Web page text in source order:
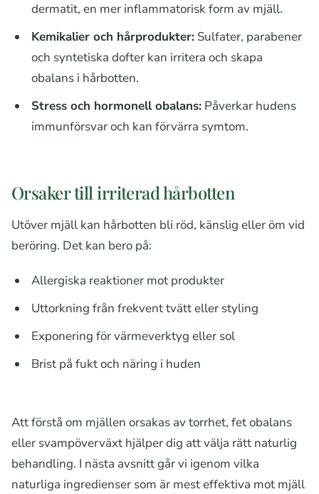
dermatit, en mer inflammatorisk form av mjäll.
Kemikalier och hårprodukter:Sulfater, parabener
och syntetiska dofter kan irritera och skapa
obalans i hårbotten.
Stress och hormonell obalans:Påverkar hudens
immunförsvar och kan förvärra symtom.
Orsaker till irriterad hårbotten
Utöver mjäll kan hårbotten bli röd, känslig eller öm vid
beröring. Det kan bero på:
Allergiska reaktioner mot produkter
Uttorkning från frekvent tvätt eller styling
Exponering för värmeverktyg eller sol
Brist på fukt och näring i huden
Att förstå om mjällen orsakas av torrhet, fet obalans
eller svampöverväxt hjälper dig att välja rätt naturlig
behandling. I nästa avsnitt går vi igenom vilka
naturliga ingredienser som är mest effektiva mot mjäll